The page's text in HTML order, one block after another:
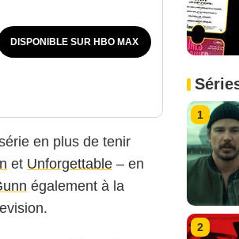
DISPONIBLE SUR HBO MAX
en plus de tenir
et Unforgettable – en
également à la
1
2